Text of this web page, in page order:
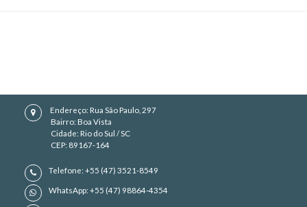
Endereço: Rua São Paulo, 297
Bairro: Boa Vista
Cidade: Rio do Sul / SC
CEP: 89167-164
Telefone: +55 (47) 3521-8549
WhatsApp: +55 (47) 98864-4354